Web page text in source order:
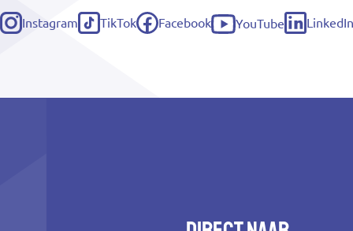
Instagram
(externe
TikTok
(externe
Facebook
(externe
YouTube
(externe
LinkedIn
(externe